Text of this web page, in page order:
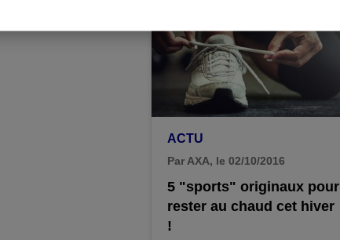
ACTU
Par AXA, le 02/10/2016
5 "sports" originaux pour
rester au chaud cet hiver
!